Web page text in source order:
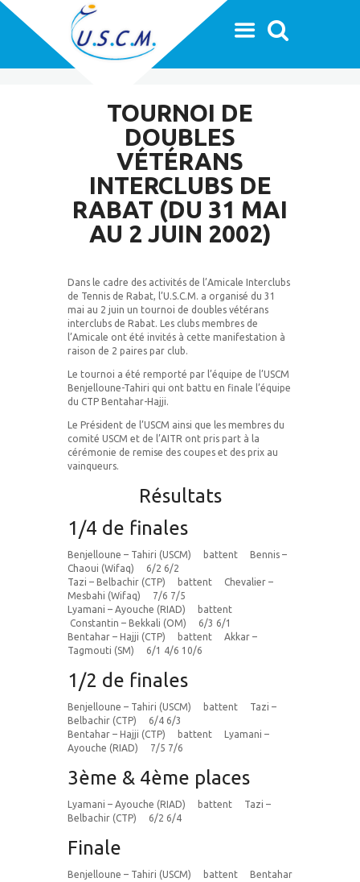
TOURNOI DE
DOUBLES
VÉTÉRANS
INTERCLUBS DE
RABAT (DU 31 MAI
AU 2 JUIN 2002)
Dans le cadre des activités de l’Amicale Interclubs
de Tennis de Rabat, l’U.S.C.M. a organisé du 31
mai au 2 juin un tournoi de doubles vétérans
interclubs de Rabat. Les clubs membres de
l’Amicale ont été invités à cette manifestation à
raison de 2 paires par club.
Le tournoi a été remporté par l’équipe de l’USCM
Benjelloune-Tahiri qui ont battu en finale l’équipe
du CTP Bentahar-Hajji.
Le Président de l’USCM ainsi que les membres du
comité USCM et de l’AITR ont pris part à la
cérémonie de remise des coupes et des prix au
vainqueurs.
Résultats
1/4 de finales
Benjelloune – Tahiri (USCM) battent Bennis –
Chaoui (Wifaq) 6/2 6/2
Tazi – Belbachir (CTP) battent Chevalier –
Mesbahi (Wifaq) 7/6 7/5
Lyamani – Ayouche (RIAD) battent
Constantin – Bekkali (OM) 6/3 6/1
Bentahar – Hajji (CTP) battent Akkar –
Tagmouti (SM) 6/1 4/6 10/6
1/2 de finales
Benjelloune – Tahiri (USCM) battent Tazi –
Belbachir (CTP) 6/4 6/3
Bentahar – Hajji (CTP) battent Lyamani –
Ayouche (RIAD) 7/5 7/6
3ème & 4ème places
Lyamani – Ayouche (RIAD) battent Tazi –
Belbachir (CTP) 6/2 6/4
Finale
Benjelloune – Tahiri (USCM) battent Bentahar